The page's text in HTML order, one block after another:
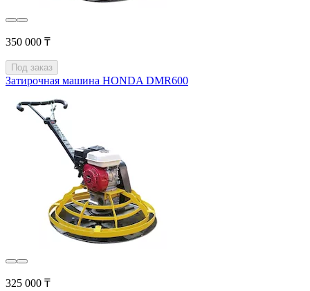
350 000 ₸
Под заказ
Затирочная машина HONDA DMR600
325 000 ₸